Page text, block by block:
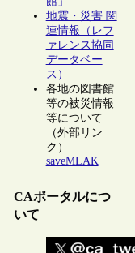
地震・災害 関
連情報（レフ
ァレンス協同
データベー
ス）
各地の図書館
等の被災情報
等について
（外部リン
ク）
saveMLAK
CAポータルにつ
いて